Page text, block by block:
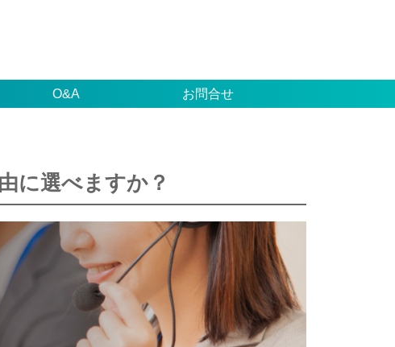
O&A お問合せ
に選べますか？